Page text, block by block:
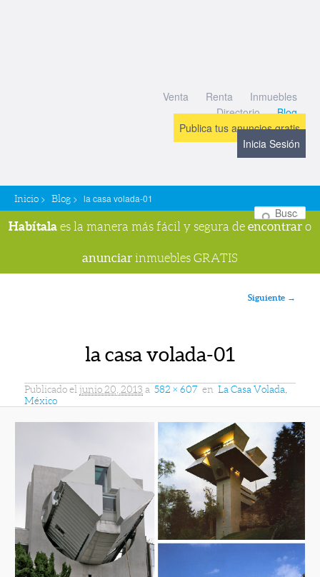
Venta Renta
Inmuebles
Directorio
Blog
Publica tus anuncios gratis
Inicia Sesión
Inicio > Blog > la casa volada-01
Habítala es la manera más fácil y segura de encontrar o
anunciar inmuebles GRATIS
Siguiente →
la casa volada-01
Publicado el junio 20, 2013 a 582 × 607 en La Casa Volada,
México